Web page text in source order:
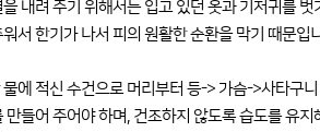
내려 주기 위해서는 입고 있던 옷과 기저귀를
서 한기가 나서 피의 원활한 순환을 막기 때문입
에 적신 수건으로 머리부터 등-> 가슴->사타구
만들어 주어야 하며, 건조하지 않도록 습도를 유